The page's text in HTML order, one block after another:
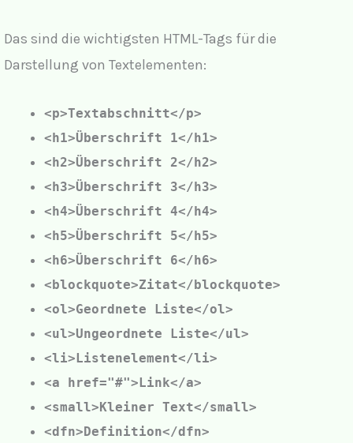
Das sind die wichtigsten HTML-Tags für die
Darstellung von Textelementen:
<p>Textabschnitt</p>
<h1>Überschrift 1</h1>
<h2>Überschrift 2</h2>
<h3>Überschrift 3</h3>
<h4>Überschrift 4</h4>
<h5>Überschrift 5</h5>
<h6>Überschrift 6</h6>
<blockquote>Zitat</blockquote>
<ol>Geordnete Liste</ol>
<ul>Ungeordnete Liste</ul>
<li>Listenelement</li>
<a href="#">Link</a>
<small>Kleiner Text</small>
<dfn>Definition</dfn>